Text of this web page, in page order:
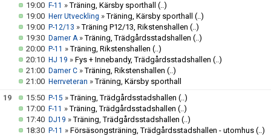
19:00 F-11 »Träning, Kärsby sporthall (..)
19:00 Herr Utveckling »Träning, Kärsby sporthall (..)
19:00 P-12/13 »Träning P12/13, Rikstenshallen (..)
19:30 Damer A»Träning, Trädgårdsstadshallen (..)
20:00 P-11 »Träning, Rikstenshallen (..)
20:10 HJ 19 » Fys + Innebandy, Trädgårdsstadshallen (..)
21:00 Damer C »Träning, Rikstenshallen (..)
21:00 Herrveteran »Träning, Kärsby sporthall
19
15:50 P-15 »Träning, Trädgårdsstadshallen (..)
17:00 F-11 »Träning, Trädgårdsstadshallen (..)
17:40 DJ19 »Träning, Trädgårdsstadshallen (..)
18:30 P-11 » Försäsongsträning, Trädgårdsstadshallen - utomhus (..)